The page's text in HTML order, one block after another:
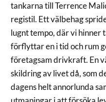
tankarna till Terrence
registil. Ett välbehag
lugnt tempo, där vi hinner
förflyttar en i tid och rum
företagsam drivkraft. En
skildring av livet då, som
dagens helt annorlunda